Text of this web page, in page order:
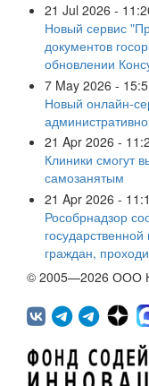
21 Jul 2026 -
Новый сервис
документов
обновлении
7 May 2026 -
Новый онлайн-
21 Apr 2026 -
Клиники смогут
самозанятым
21 Apr 2026 -
Рособрнадзор
граждан,
© 2005—2026 ООО